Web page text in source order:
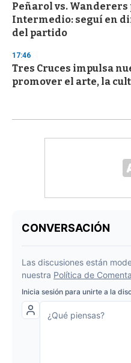
Peñarol vs.
Intermedio: seguí en
del partido
17:46
Tres Cruces impulsa
promover el arte, la